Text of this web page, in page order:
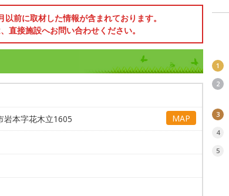
前に取材した情報が含まれております。
直接施設へお問い合わせください。
岩本字花木立1605 MAP
1
2
3
4
5